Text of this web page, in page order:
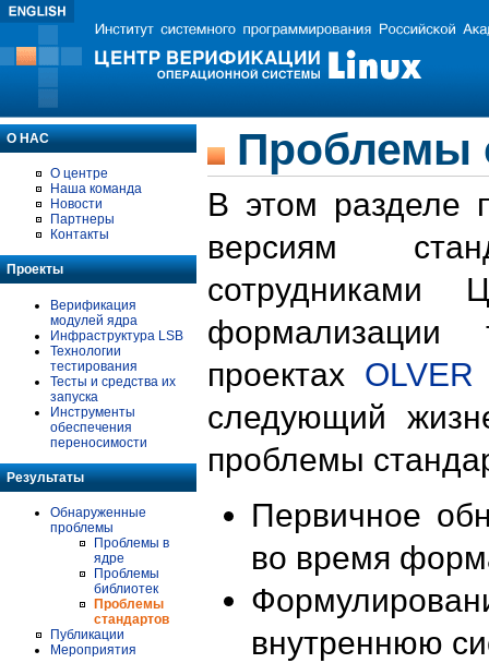
О НАС
О центре
Наша команда
Новости
Партнеры
Контакты
Проекты
Верификация
модулей ядра
Инфраструктура LSB
Технологии
тестирования
Тесты и средства их
запуска
Инструменты
обеспечения
переносимости
Результаты
Обнаруженные
проблемы
Проблемы в
ядре
Проблемы
библиотек
Проблемы
стандартов
Публикации
Мероприятия
Проблемы
В этом разделе
версиям
формализации
проектах OLVER
следующий
проблемы
Первичное
во время
внутреннюю